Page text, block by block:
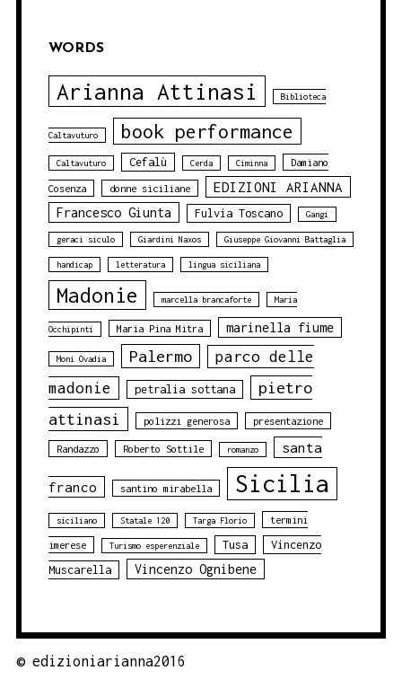
WORDS
Arianna Attinasi Biblioteca
Caltavuturo book performance
Caltavuturo Cefalù Cerda Ciminna Damiano
Cosenza donne siciliane EDIZIONI ARIANNA
Francesco Giunta Fulvia Toscano Gangi
geraci siculo Giardini Naxos Giuseppe Giovanni Battaglia
handicap letteratura lingua siciliana
Madonie marcella brancaforte Maria
Occhipinti Maria Pina Mitra marinella fiume
Moni Ovadia Palermo
parco delle
madonie
petralia sottana
pietro
attinasi
polizzi generosa presentazione
Randazzo Roberto Sottile romanzo santa
franco santino mirabella Sicilia
siciliano Statale 120 Targa Florio termini
imerese Turismo esperenziale Tusa
Vincenzo
Muscarella
Vincenzo Ognibene
© edizioniarianna2016